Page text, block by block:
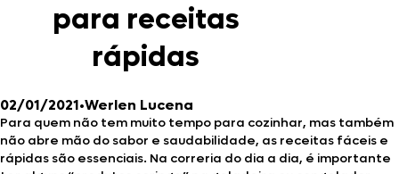
para receitas
rápidas
02/01/2021•Werlen Lucena
Para quem não tem muito tempo para cozinhar, mas também
não abre mão do sabor e saudabilidade, as receitas fáceis e
rápidas são essenciais. Na correria do dia a dia, é importante